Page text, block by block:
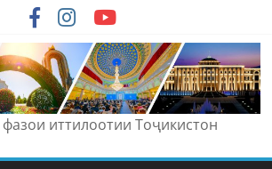
фазои иттилоотии Тоҷикистон